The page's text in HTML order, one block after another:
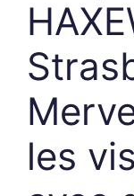
les